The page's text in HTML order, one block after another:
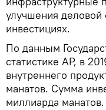
улучшения
инвестициях.
По данным
статистике АР, в
внутреннего
манатов. Сумма
миллиарда манатов.